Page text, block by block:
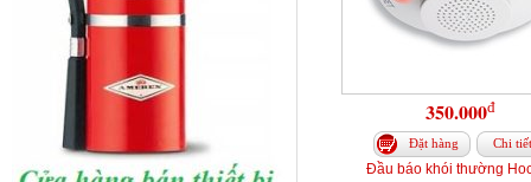
350.000đ
Đặt hàng Chi tiết
Đầu báo khói thường